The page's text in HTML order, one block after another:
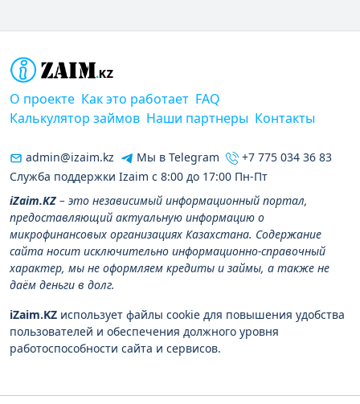
О проекте Как это работает FAQ
Калькулятор займов Наши партнеры Контакты
admin@izaim.kz Мы в Telegram
+7 775 034 36 83
Служба поддержки Izaim с 8:00 до 17:00 Пн-Пт
iZaim.KZ – это независимый информационный портал,
предоставляющий актуальную информацию о
микрофинансовых организациях Казахстана. Содержание
сайта носит исключительно информационно-справочный
характер, мы не оформляем кредиты и займы, а также не
даём деньги в долг.
iZaim.KZ использует файлы cookie для повышения удобства
пользователей и обеспечения должного уровня
работоспособности сайта и сервисов.